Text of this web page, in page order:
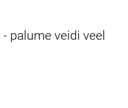
palume veidi veel